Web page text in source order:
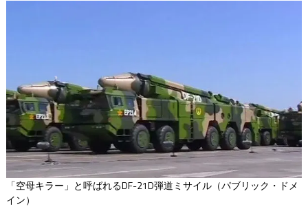
「空母キラー」と呼ばれるDF-21D弾道ミサイル（パブリック・ドメ
イン）